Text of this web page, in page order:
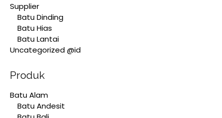
Supplier
Batu Dinding
Batu Hias
Batu Lantai
Uncategorized @id
Produk
Batu Alam
Batu Andesit